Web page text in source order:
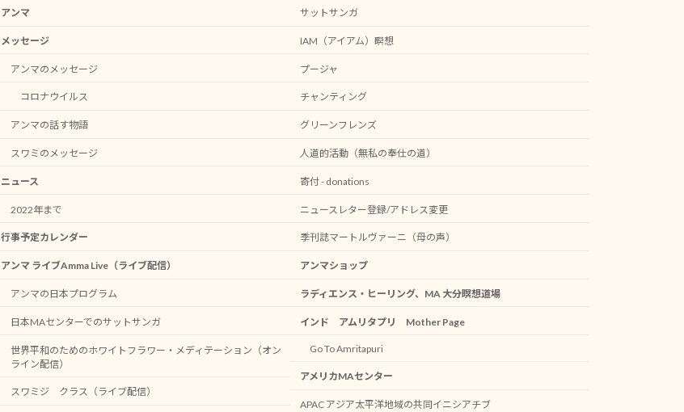
アンマ
メッセージ
アンマのメッセージ
コロナウイルス
アンマの話す物語
スワミのメッセージ
ニュース
2022年まで
行事予定カレンダー
アンマ ライブAmma Live（ライブ配信）
アンマの日本プログラム
日本MAセンターでのサットサンガ
世界平和のためのホワイトフラワー・メディテーション（オン
ライン配信）
スワミジ クラス（ライブ配信）
サットサンガ
IAM（アイアム）瞑想
プージャ
チャンティング
グリーンフレンズ
人道的活動（無私の奉仕の道）
寄付 - donations
ニュースレター登録/アドレス変更
季刊誌マートルヴァーニ（母の声）
アンマショップ
ラディエンス・ヒーリング、MA 大分瞑想道場
インド アムリタプリ Mother Page
Go To Amritapuri
アメリカMAセンター
APAC アジア太平洋地域の共同イニシアチブ